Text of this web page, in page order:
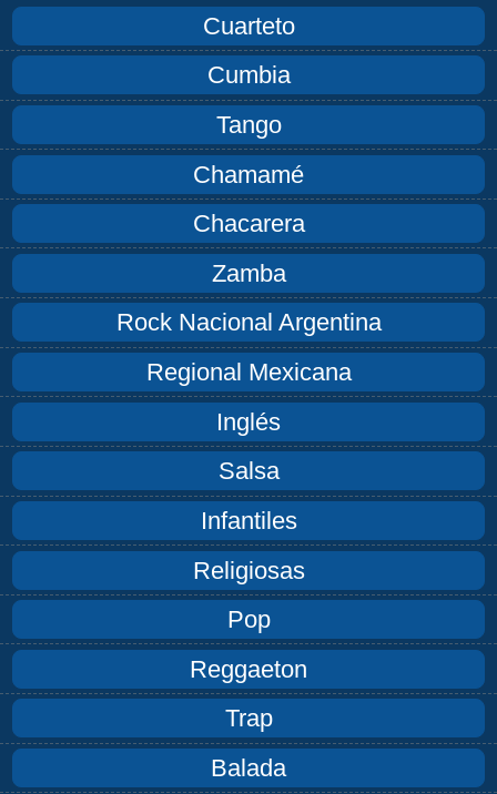
Cuarteto
Cumbia
Tango
Chamamé
Chacarera
Zamba
Rock Nacional Argentina
Regional Mexicana
Inglés
Salsa
Infantiles
Religiosas
Pop
Reggaeton
Trap
Balada